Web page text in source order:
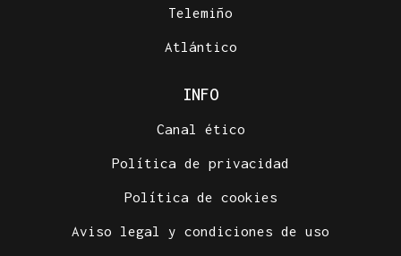
Telemiño
Atlántico
INFO
Canal ético
Política de privacidad
Política de cookies
Aviso legal y condiciones de uso